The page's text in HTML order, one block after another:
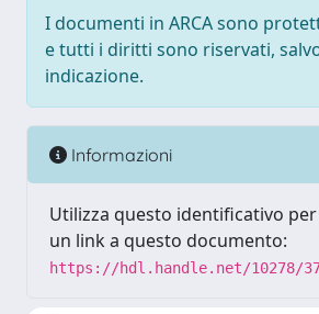
I documenti in ARCA sono
e tutti i diritti sono riservati,
indicazione.
Informazioni
Utilizza questo identificativo
un link a questo documento:
https://hdl.handle.net/10278/